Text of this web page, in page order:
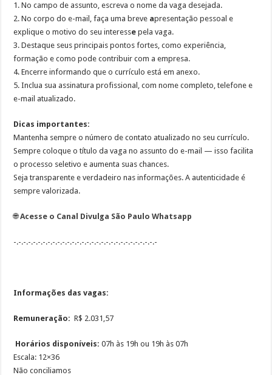
1. No campo de assunto, escreva o nome da vaga desejada.
2. No corpo do e-mail, faça uma breve apresentação pessoal e
explique o motivo do seu interesse pela vaga.
3. Destaque seusprincipais pontos fortes, como experiência,
formação e como pode contribuir com a empresa.
4. Encerre informando que ocurrículo está em anexo.
5. Inclua sua assinatura profissional , com nome completo, telefone e
e-mail atualizado.
Dicas importantes:
Mantenha sempre o número de contato atualizado no seu currículo.
Sempre coloque o título da vaga no assunto do e-mail — isso facilita
o processo seletivo e aumenta suas chances.
Seja transparente e verdadeiro nas informações. A autenticidade é
sempre valorizada.
🌐Acesse o Canal Divulga São Paulo Whatsapp
-.-.-.-.-.-.-.-.-.-.-.-.-.-.-.-.-.-.-.-.-.-.-.-.-.-.-.-.-.-
Informações das vagas:
Remuneração:R$ 2.031,57
Horários disponíveis: 07h às 19h ou 19h às 07h
Escala: 12×36
Não conciliamos